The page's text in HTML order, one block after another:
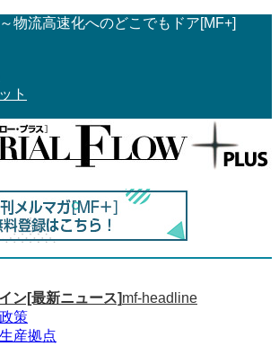
物流高速化へのどこでもドア[MF+]
ト
ン[最新ニュース]mf-headline
策
産拠点